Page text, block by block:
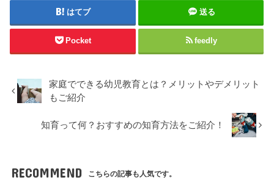
はてブ 送る
Pocket feedly
家庭でできる幼児教育とは？メリットやデメリット
もご紹介
知育って何？おすすめの知育方法をご紹介！
RECOMMEND こちらの記事も人気です。